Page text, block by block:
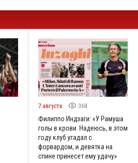
7 августа 368
Филиппо Индзаги: «У Рамуша
голы в крови. Надеюсь, в этом
году клуб угадал с
форвардом, и девятка на
спине принесет ему удачу»